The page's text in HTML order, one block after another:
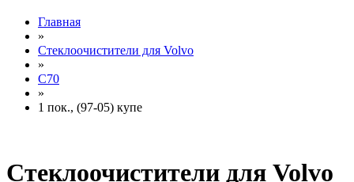
Главная
»
Стеклоочистители для Volvo
»
C70
»
1 пок., (97-05) купе
Стеклоочистители для Volvo